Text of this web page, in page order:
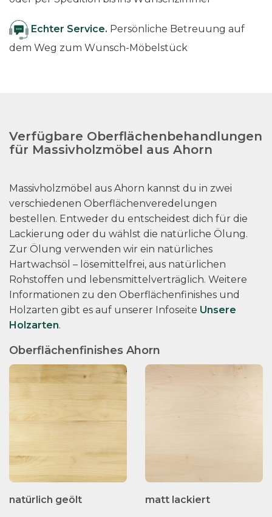
Echter Service. Persönliche Betreuung auf
dem Weg zum Wunsch-Möbelstück
Verfügbare Oberflächenbehandlungen
für Massivholzmöbel aus Ahorn
Massivholzmöbel aus Ahorn kannst du in zwei
verschiedenen Oberflächenveredelungen
bestellen. Entweder du entscheidest dich für die
Lackierung oder du wählst die natürliche Ölung.
Zur Ölung verwenden wir ein natürliches
Hartwachsöl – lösemittelfrei, aus natürlichen
Rohstoffen und lebensmittelverträglich. Weitere
Informationen zu den Oberflächenfinishes und
Holzarten gibt es auf unserer Infoseite Unsere
Holzarten.
Oberflächenfinishes Ahorn
natürlich geölt matt lackiert